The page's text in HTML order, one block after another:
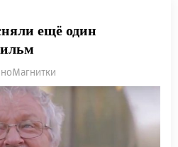
ещё один